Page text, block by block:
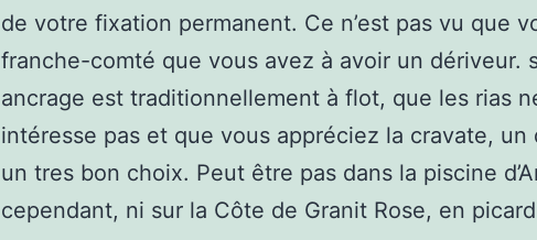
de votre fixation permanent. Ce n’est pas vu que
franche-comté que vous avez à avoir un dériveur.
ancrage est traditionnellement à flot, que les rias
intéresse pas et que vous appréciez la cravate, un
un tres bon choix. Peut être pas dans la piscine
cependant, ni sur la Côte de Granit Rose, en